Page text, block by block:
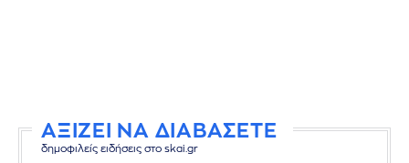
ΑΞΙΖΕΙ ΝΑ ΔΙΑΒΑΣΕΤΕ
δημοφιλείς ειδήσεις στο skai.gr